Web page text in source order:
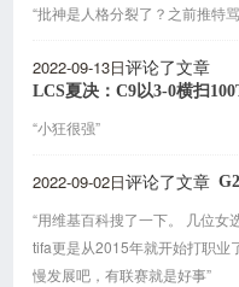
“批神是人格分裂了？之前推特
2022-09-13日评论了文章
LCS夏决：C9以3-0横扫
“小狂很强”
2022-09-02日评论了文章
“用维基百科搜了一下。 几位
tifa更是从2015年就开始打职业
慢发展吧，有联赛就是好事​”